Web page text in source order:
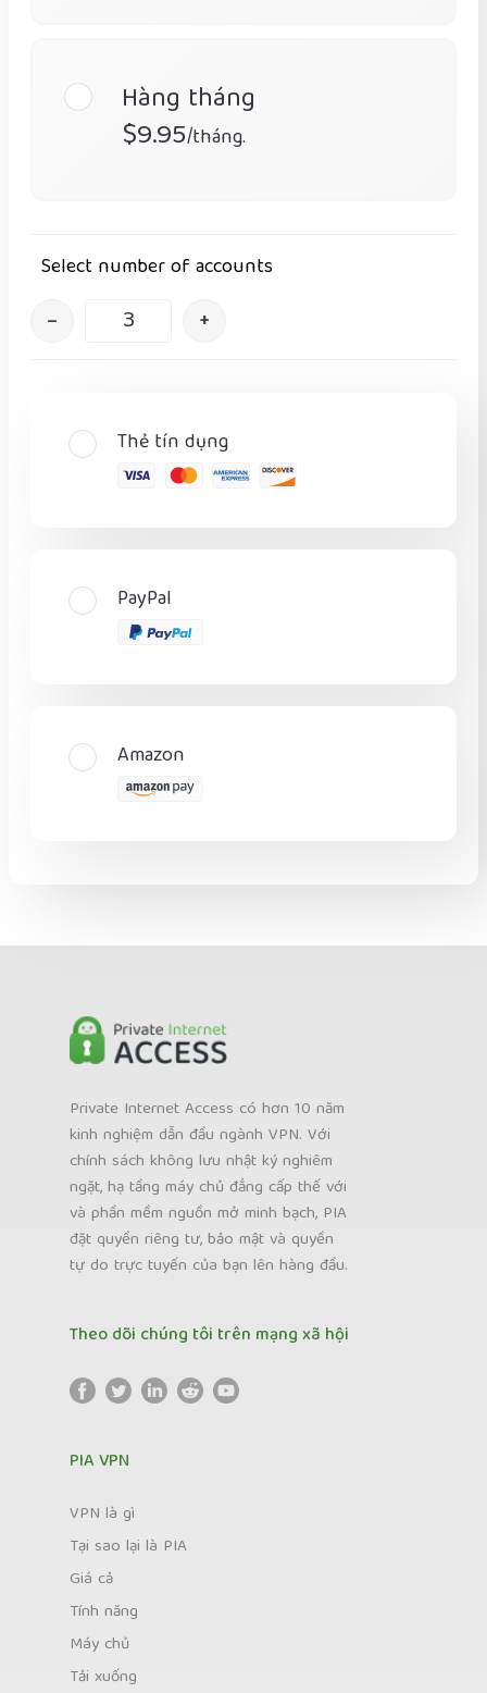
Hàng tháng
$9.95/tháng.
Select number of accounts
– +
Thẻ tín dụng
PayPal
Amazon
Private Internet Access có hơn 10 năm
kinh nghiệm dẫn đầu ngành VPN. Với
chính sách không lưu nhật ký nghiêm
ngặt, hạ tầng máy chủ đẳng cấp thế với
và phần mềm nguồn mở minh bạch, PIA
đặt quyền riêng tư, bảo mật và quyền
tự do trực tuyến của bạn lên hàng đầu.
Theo dõi chúng tôi trên mạng xã hội
PIA VPN
VPN là gì
Tại sao lại là PIA
Giá cả
Tính năng
Máy chủ
Tải xuống